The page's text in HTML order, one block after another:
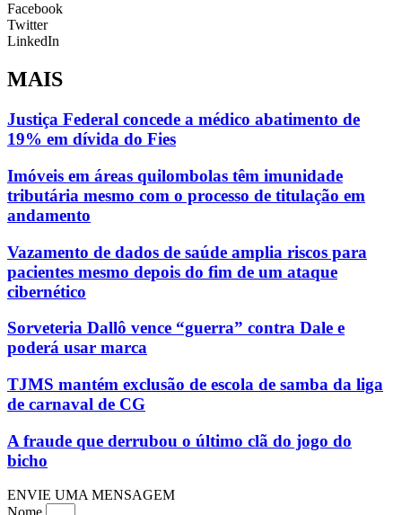
Facebook
Twitter
LinkedIn
MAIS
Justiça Federal concede a médico abatimento de
19% em dívida do Fies
Imóveis em áreas quilombolas têm imunidade
tributária mesmo com o processo de titulação em
andamento
Vazamento de dados de saúde amplia riscos para
pacientes mesmo depois do fim de um ataque
cibernético
Sorveteria Dallô vence “guerra” contra Dale e
poderá usar marca
TJMS mantém exclusão de escola de samba da liga
de carnaval de CG
A fraude que derrubou o último clã do jogo do
bicho
ENVIE UMA MENSAGEM